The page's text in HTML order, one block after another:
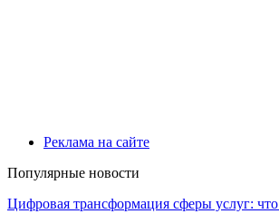
Реклама на сайте
Популярные новости
Цифровая трансформация сферы услуг: